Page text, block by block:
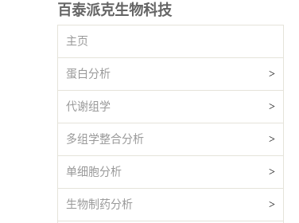
百泰派克生物科技
主页
蛋白分析 >
代谢组学 >
多组学整合分析 >
单细胞分析 >
生物制药分析 >